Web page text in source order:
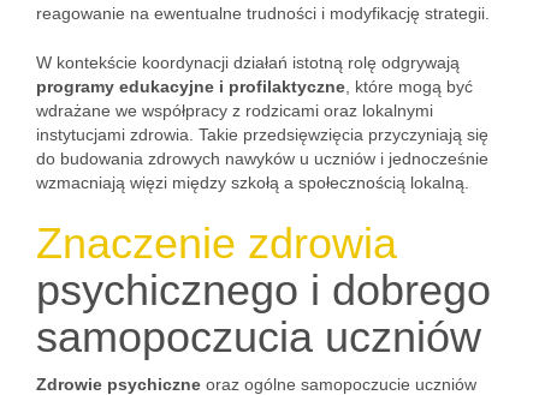
reagowanie na ewentualne trudności i modyfikację strategii.
W kontekście koordynacji działań istotną rolę odgrywają
programy edukacyjne i profilaktyczne , które mogą być
wdrażane we współpracy z rodzicami oraz lokalnymi
instytucjami zdrowia. Takie przedsięwzięcia przyczyniają się
do budowania zdrowych nawyków u uczniów i jednocześnie
wzmacniają więzi między szkołą a społecznością lokalną.
Znaczenie zdrowia
psychicznego i dobrego
samopoczucia uczniów
Zdrowie psychiczne oraz ogólne samopoczucie uczniów